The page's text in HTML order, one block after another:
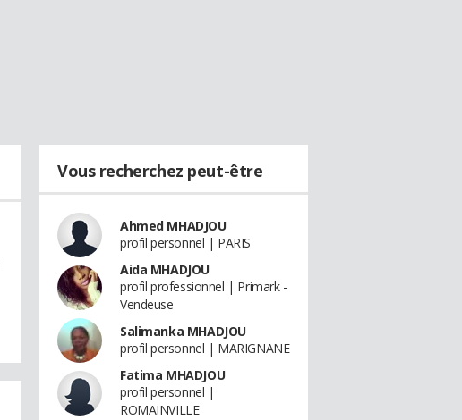
Vous recherchez peut-être
Ahmed MHADJOU
profil personnel | PARIS
Aida MHADJOU
profil professionnel | Primark -
Vendeuse
Salimanka MHADJOU
profil personnel | MARIGNANE
Fatima MHADJOU
profil personnel |
ROMAINVILLE